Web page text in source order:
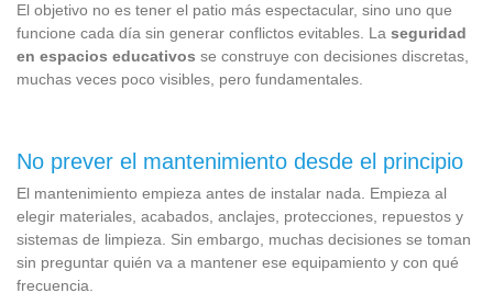
El objetivo no es tener el patio más espectacular, sino uno que
funcione cada día sin generar conflictos evitables. La seguridad
en espacios educativos se construye con decisiones discretas,
muchas veces poco visibles, pero fundamentales.
No prever el mantenimiento desde el principio
El mantenimiento empieza antes de instalar nada. Empieza al
elegir materiales, acabados, anclajes, protecciones, repuestos y
sistemas de limpieza. Sin embargo, muchas decisiones se toman
sin preguntar quién va a mantener ese equipamiento y con qué
frecuencia.